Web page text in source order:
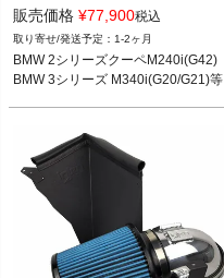
SP1140WR
2T14：injSP1140WR
販売価格 ¥77,900税込
1-2ヶ月
BMW 2シリーズクーペM240i(G42)
BMW 3シリーズ M340i(G20/G21)等